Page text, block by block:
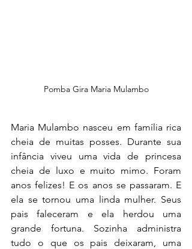
Pomba Gira Maria Mulambo
Maria Mulambo nasceu em família rica
cheia de muitas posses. Durante sua
infância viveu uma vida de princesa
cheia de luxo e muito mimo. Foram
anos felizes! E os anos se passaram. E
ela se tornou uma linda mulher. Seus
pais faleceram e ela herdou uma
grande fortuna. Sozinha administra
tudo o que os pais deixaram, uma